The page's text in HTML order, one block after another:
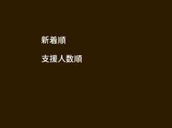
中国
新着順
支援人数順